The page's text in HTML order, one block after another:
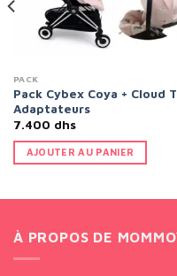
PACK
Pack Cybex Coya + Cloud
Adaptateurs
7.400 dhs
AJOUTER AU PANIER
À PROPOS DE